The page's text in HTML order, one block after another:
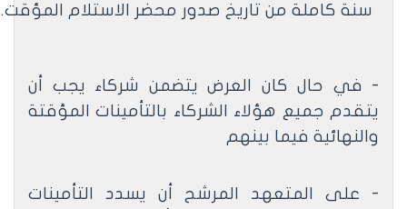
سنة كاملة من تاريخ صدور محضر الاستلام المؤقت.
- في حال كان العرض يتضمن شركاء يجب أن
يتقدم جميع هؤلاء الشركاء بالتأمينات المؤقتة
والنهائية فيما بينهم
- على المتعهد المرشح أن يسدد التأمينات